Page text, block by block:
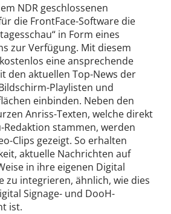
NDR geschlossenen
die FrontFace-Software die
in Form eines
zur Verfügung. Mit diesem
eine ansprechende
den aktuellen Top-News der
Playlisten und
einbinden. Neben den
Anriss-Texten, welche direkt
Redaktion stammen, werden
Clips gezeigt. So erhalten
aktuelle Nachrichten auf
in ihre eigenen Digital
zu integrieren, ähnlich, wie dies
Signage- und DooH-
ist.